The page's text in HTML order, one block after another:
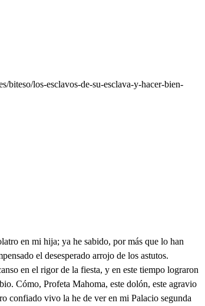
biteso/los-esclavos-de-su-esclava-y-hacer-bien-
pues, Tusco, a embarcar. Ya me alegrar el galilio, en solo pensar bebir de aquel clárete tintilio, que en Málaga se crió en pampaños, e racimos. . Señor mío, bien los ha hecho, el dinero que has traído a esta feria, lo has gastado en enterrar a un podrido difunto, sin más, ni más. En nada distribuirlo pude mejor, que en tal obra, pues que por pobre, el debido sepulcro se le negaba, por estar debiendo al Fisco la cantidad que pagué por él, que es rigor impío, que para un cadáver no haya noble piedad en los vivos, pasando de los umbrales de la muerte, el recto juicio de la justicia del Mundo; y así asisti compasivo a celebrar sus exequias, de que estoy desvanecido. Puedes con razón estarlo, pero no huele a tomillo esto de andar con difuntos en cumplimientos tan finos. Por qué causa? no te entiendo. Porque ya está conocido, que te vendrá a dar las gracias de este heroico beneficio. Qué mayor felicidad, que haber de cierto entendido, que fue acepta la limosna? No quisiera de improviso, que cuando más descuidados estuvieramos, el dicho difunto venga a dar gracias, si es que a la gloria se ha ido. La alegría fuera mía, de saber que fui motivo yo, de que por mi gozase tesoro tan infinito. Para mí no será gusto hablar con muertos, ni oírlos, que tienen la voz pausada, y el rostro descolorido, oliendo a cera amarilla, en vez de pevete fino. Deja locuras, y advierte, que ahora no solicito, que a noticias de mi padre llegue, cuando fuera digno que lo supiese: mas es tan extraño, que imagino, que lo que fue caridad, lo atribuya a desperdicio; y así el secreto te encargo. Siempre observé aquel estilo: más vale callar, que hablar, que para criado afirmo, que no es poco, y ya no hay Sanchos. Yo te prometo un vestido, que es razón, y lo mereces por tu lealtad, y cariño. Grande palabra; por Dios, que eres Andaluz castizo, si así como dices haces. A las obras me remito; en esta Playa es la Feria, que siempre en Malaga ha sido la más celebre de España, donde Extranjeros distintos concurren, por haber peces, según los fueros antiguos: vamos viendo que hay en ella. Lo que habrá serán vestidos. Ya te entiendo. . Es por si acaso: Tente, que a esta parte miro un gran concurso de gente; sepamos qué es el motivo, pues se acerca. . Si es mortorio, a Dios dinero, y vestido. Injusta fortuna im